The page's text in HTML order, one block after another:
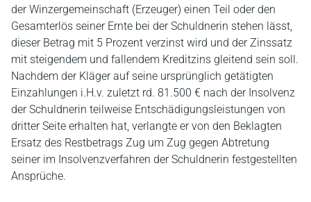
der Winzergemeinschaft (Erzeuger) einen Teil oder den
Gesamterlös seiner Ernte bei der Schuldnerin stehen lässt,
dieser Betrag mit 5 Prozent verzinst wird und der Zinssatz
mit steigendem und fallendem Kreditzins gleitend sein soll.
Nachdem der Kläger auf seine ursprünglich getätigten
Einzahlungen i.H.v. zuletzt rd. 81.500 € nach der Insolvenz
der Schuldnerin teilweise Entschädigungsleistungen von
dritter Seite erhalten hat, verlangte er von den Beklagten
Ersatz des Restbetrags Zug um Zug gegen Abtretung
seiner im Insolvenzverfahren der Schuldnerin festgestellten
Ansprüche.